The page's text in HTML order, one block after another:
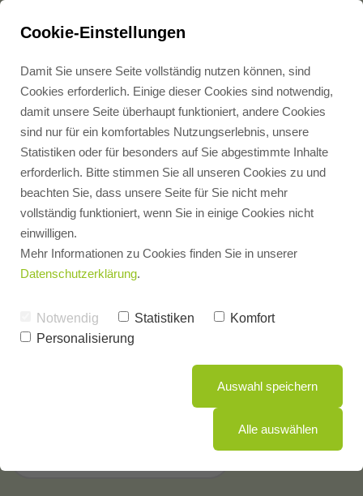
Übergabeprotokoll
für
Zählerausbau
Zählertyp
Zähler ID
Zählerstand
Cookie-Einstellungen
Damit Sie unsere Seite vollständig nutzen können, sind
Cookies erforderlich. Einige dieser Cookies sind notwendig,
damit unsere Seite überhaupt funktioniert, andere Cookies
sind nur für ein komfortables Nutzungserlebnis, unsere
Statistiken oder für besonders auf Sie abgestimmte Inhalte
erforderlich. Bitte stimmen Sie all unseren Cookies zu und
beachten Sie, dass unsere Seite für Sie nicht mehr
vollständig funktioniert, wenn Sie in einige Cookies nicht
einwilligen.
Mehr Informationen zu Cookies finden Sie in unserer
Datenschutzerklärung.
Notwendig Statistiken
Komfort
Personalisierung
Auswahl speichern
Alle auswählen